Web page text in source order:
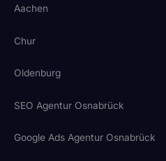
Aachen
Chur
Oldenburg
SEO Agentur Osnabrück
Google Ads Agentur Osnabrück